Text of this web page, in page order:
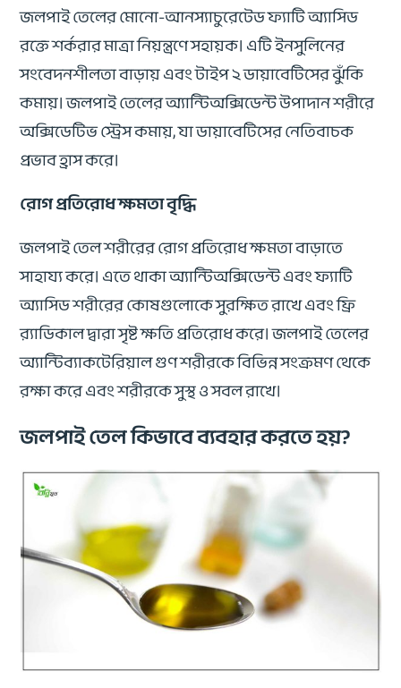
জলপাই তেলের মোনো-আনস্যাচুরেটেড ফ্যাটি অ্যাসিড
রক্তে শর্করার মাত্রা নিয়ন্ত্রণে সহায়ক। এটি ইনসুলিনের
সংবেদনশীলতা বাড়ায় এবং টাইপ ২ ডায়াবেটিসের ঝুঁকি
কমায়। জলপাই তেলের অ্যান্টিঅক্সিডেন্ট উপাদান শরীরে
অক্সিডেটিভ স্ট্রেস কমায়, যা ডায়াবেটিসের নেতিবাচক
প্রভাব হ্রাস করে।
রোগ প্রতিরোধ ক্ষমতা বৃদ্ধি
জলপাই তেল শরীরের রোগ প্রতিরোধ ক্ষমতা বাড়াতে
সাহায্য করে। এতে থাকা অ্যান্টিঅক্সিডেন্ট এবং ফ্যাটি
অ্যাসিড শরীরের কোষগুলোকে সুরক্ষিত রাখে এবং ফ্রি
র‌্যাডিকাল দ্বারা সৃষ্ট ক্ষতি প্রতিরোধ করে। জলপাই তেলের
অ্যান্টিব্যাকটেরিয়াল গুণ শরীরকে বিভিন্ন সংক্রমণ থেকে
রক্ষা করে এবং শরীরকে সুস্থ ও সবল রাখে।
জলপাই তেল কিভাবে ব্যবহার করতে হয়?